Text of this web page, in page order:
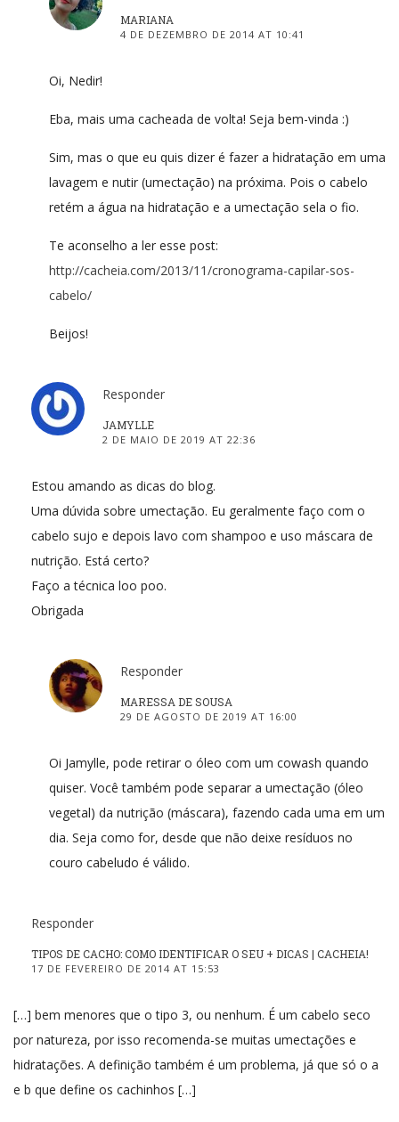
MARIANA
4 DE DEZEMBRO DE 2014 AT 10:41
Oi, Nedir!
Eba, mais uma cacheada de volta! Seja bem-vinda :)
Sim, mas o que eu quis dizer é fazer a hidratação em uma
lavagem e nutir (umectação) na próxima. Pois o cabelo
retém a água na hidratação e a umectação sela o fio.
Te aconselho a ler esse post:
http://cacheia.com/2013/11/cronograma-capilar-sos-
cabelo/
Beijos!
Responder
JAMYLLE
2 DE MAIO DE 2019 AT 22:36
Estou amando as dicas do blog.
Uma dúvida sobre umectação. Eu geralmente faço com o
cabelo sujo e depois lavo com shampoo e uso máscara de
nutrição. Está certo?
Faço a técnica loo poo.
Obrigada
Responder
MARESSA DE SOUSA
29 DE AGOSTO DE 2019 AT 16:00
Oi Jamylle, pode retirar o óleo com um cowash quando
quiser. Você também pode separar a umectação (óleo
vegetal) da nutrição (máscara), fazendo cada uma em um
dia. Seja como for, desde que não deixe resíduos no
couro cabeludo é válido.
Responder
TIPOS DE CACHO: COMO IDENTIFICAR O SEU + DICAS | CACHEIA!
17 DE FEVEREIRO DE 2014 AT 15:53
[…] bem menores que o tipo 3, ou nenhum. É um cabelo seco
por natureza, por isso recomenda-se muitas umectações e
hidratações. A definição também é um problema, já que só o a
e b que define os cachinhos […]